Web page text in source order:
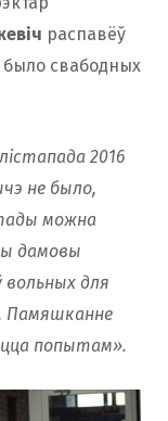
распавёў
было свабодных
2016
не было,
можна
дамовы
вольных для
Памяшканне
попытам».